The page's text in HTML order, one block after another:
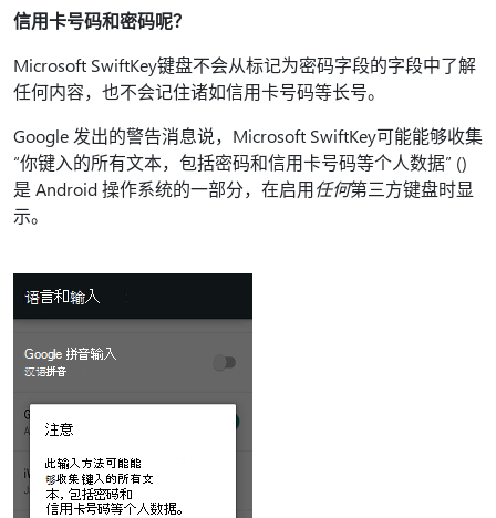
信用卡号码和密码呢？
Microsoft SwiftKey键盘不会从标记为密码字段的字段中了解
任何内容，也不会记住诸如信用卡号码等长号。
Google 发出的警告消息说，Microsoft SwiftKey可能能够收集
“你键入的所有文本，包括密码和信用卡号码等个人数据” ()
是 Android 操作系统的一部分，在启用任何第三方键盘时显
示。